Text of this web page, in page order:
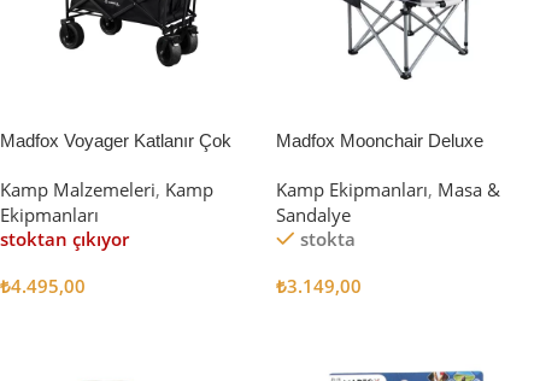
Madfox Voyager Katlanır Çok
[Vagon] BLACK
Kamp Malzemeleri, Kamp
Ekipmanları
stoktan çıkıyor
₺4.495,00
Madfox Moonchair Deluxe
Siyah/Gri
Kamp Ekipmanları, Masa &
Sandalye
stokta
₺3.149,00